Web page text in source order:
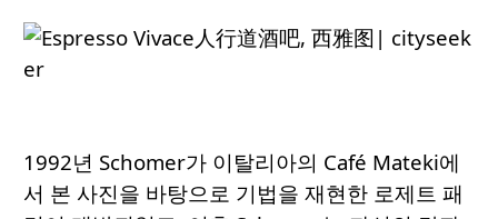
1992년 Schomer가 이탈리아의 Café Mateki에
서 본 사진을 바탕으로 기법을 재현한 로제트 패